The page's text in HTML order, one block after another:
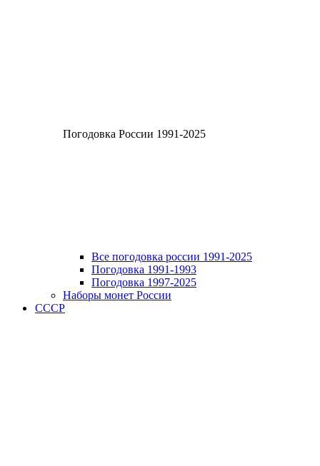
Погодовка России 1991-2025
Все погодовка россии 1991-2025
Погодовка 1991-1993
Погодовка 1997-2025
Наборы монет России
СССР